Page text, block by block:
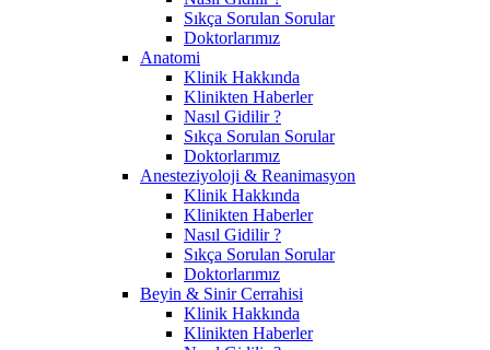
Sıkça Sorulan Sorular
Doktorlarımız
Anatomi
Klinik Hakkında
Klinikten Haberler
Nasıl Gidilir ?
Sıkça Sorulan Sorular
Doktorlarımız
Anesteziyoloji & Reanimasyon
Klinik Hakkında
Klinikten Haberler
Nasıl Gidilir ?
Sıkça Sorulan Sorular
Doktorlarımız
Beyin & Sinir Cerrahisi
Klinik Hakkında
Klinikten Haberler